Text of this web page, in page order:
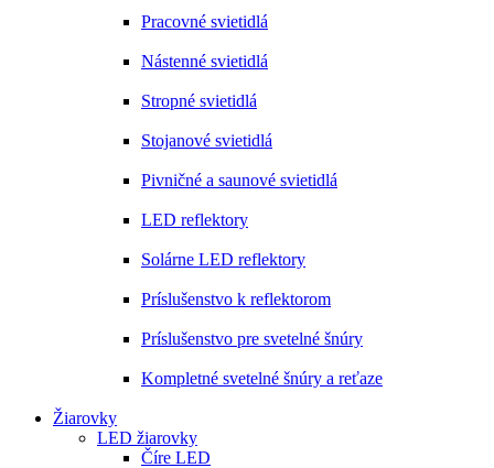
Pracovné svietidlá
Nástenné svietidlá
Stropné svietidlá
Stojanové svietidlá
Pivničné a saunové svietidlá
LED reflektory
Solárne LED reflektory
Príslušenstvo k reflektorom
Príslušenstvo pre svetelné šnúry
Kompletné svetelné šnúry a reťaze
Žiarovky
LED žiarovky
Číre LED